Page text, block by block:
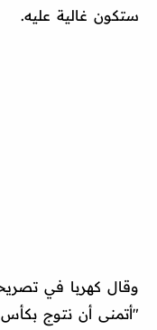
ستكون غالية عليه.
وقال كهربا في
"أتمنى أن نتوج